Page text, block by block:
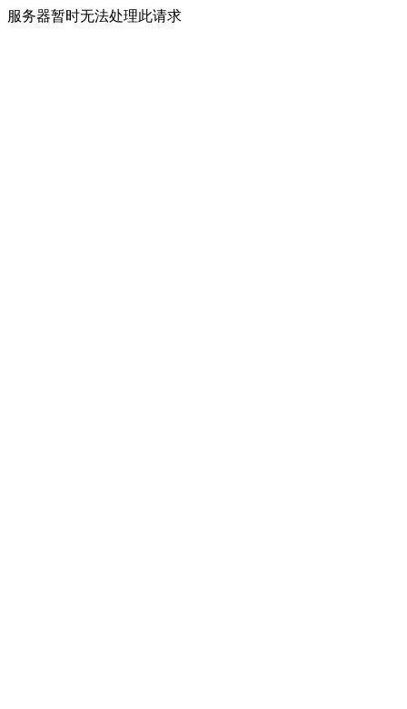
服务器暂时无法处理此请求